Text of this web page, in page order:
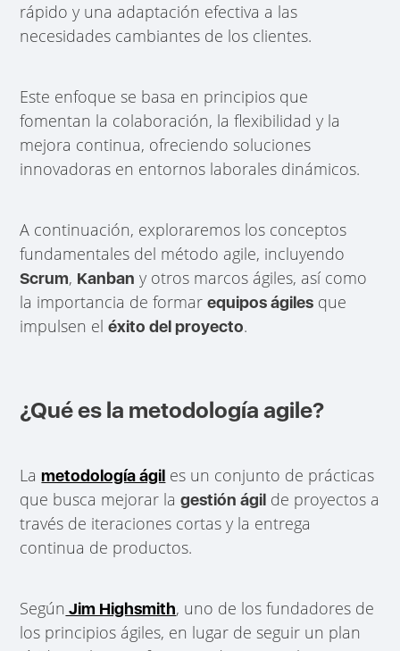
rápido y una adaptación efectiva a las
necesidades cambiantes de los clientes.
Este enfoque se basa en principios que
fomentan la colaboración, la flexibilidad y la
mejora continua, ofreciendo soluciones
innovadoras en entornos laborales dinámicos.
A continuación, exploraremos los conceptos
fundamentales del método agile, incluyendo
Scrum, Kanban y otros marcos ágiles, así como
la importancia de formarequipos ágiles que
impulsen eléxito del proyecto.
¿Qué es la metodología agile?
Lametodología ágil es un conjunto de prácticas
que busca mejorar lagestión ágil de proyectos a
través de iteraciones cortas y la entrega
continua de productos.
Según Jim Highsmith, uno de los fundadores de
los principios ágiles, en lugar de seguir un plan